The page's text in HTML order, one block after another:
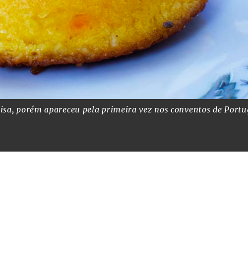
porém apareceu pela primeira vez nos conventos de